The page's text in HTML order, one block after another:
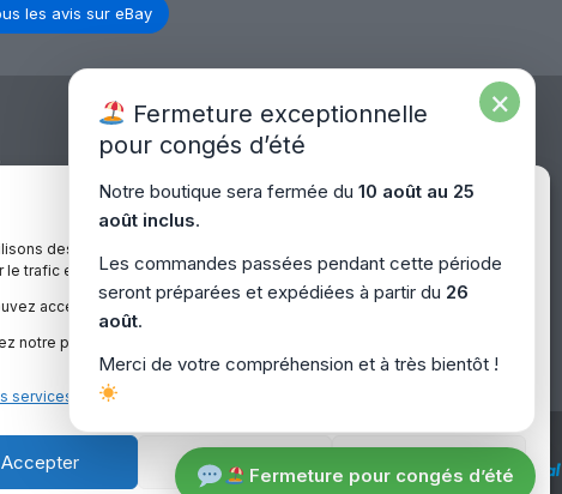
Gérer le consentement
des cookies pour améliorer votre expérience sur notre site,
le trafic et proposer des contenus personnalisés.
accepter, refuser ou gérer vos préférences à tout moment.
notre politique de confidentialité pour plus d’informations.
services
Accepter Refuser
les avis sur eBay
– Europe
Livraison rapide dans toute l’Europe via
“ Mondial Relay&Colissimo
Fermeture pour congés d’été
×
Fermeture exceptionnelle
pour congés d’été
Notre boutique sera fermée du 10 août au 25
août inclus.
Les commandes passées pendant cette période
seront préparées et expédiées à partir du 26
août.
Merci de votre compréhension et à très bientôt !